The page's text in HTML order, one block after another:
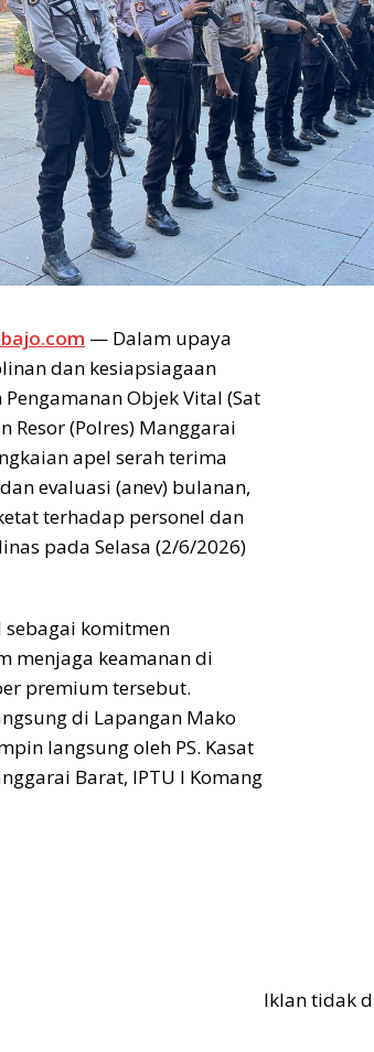
Iklan tidak
— Dalam upaya
dan kesiapsiagaan
Objek Vital (Sat
Resor (Polres) Manggarai
apel serah terima
evaluasi (anev) bulanan,
terhadap personel dan
pada Selasa (2/6/2026)
komitmen
menjaga keamanan di
premium tersebut.
di Lapangan Mako
langsung oleh PS. Kasat
Barat, IPTU I Komang